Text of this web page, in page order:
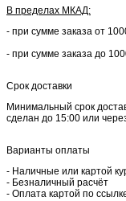
В пределах МКАД:
- при сумме заказа от
- при сумме заказа до
Срок доставки
Минимальный срок
сделан до 15:00 или
Варианты оплаты
- Наличные или картой
- Безналичный расчёт
- Оплата картой по